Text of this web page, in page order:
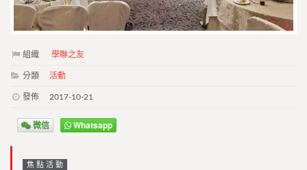
組織 學聯之友
分類 活動
發佈 2017-10-21
微信 Whatsapp
焦點活動